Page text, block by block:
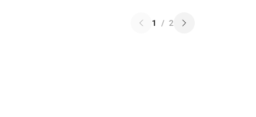
1 / 2